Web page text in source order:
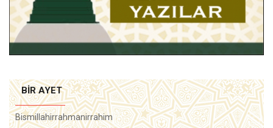
BIR AYET
Bismillahirrahmanirrahim